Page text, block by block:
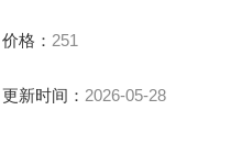
价格： 251
更新时间： 2026-05-28